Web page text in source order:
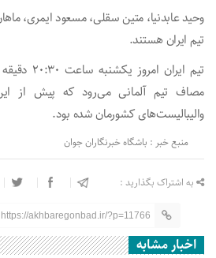
وحید عابدنیا، متین سقلی، مسعود ایمری،
تیم ایران هستند.
تیم ایران
مصاف تیم آلمانی می‌رود که پیش از
والیبالیست‌های کشورمان شده بود.
منبع خبر : باشگاه خبرنگاران جوان
به اشتراک بگذارید :
https://akhbaregonbad.ir/?p=11766
اخبار مشابه